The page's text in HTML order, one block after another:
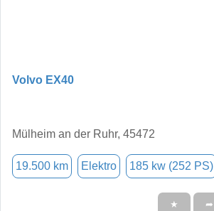
Volvo EX40
Mülheim an der Ruhr, 45472
19.500 km Elektro 185 kw (252 PS)
★ ➦